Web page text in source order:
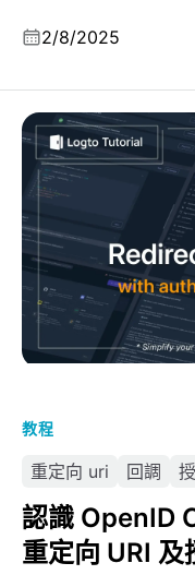
2/8/2025
教程
重定向 uri 回調
認識 OpenID
重定向 URI 及
認識 OpenID
流程